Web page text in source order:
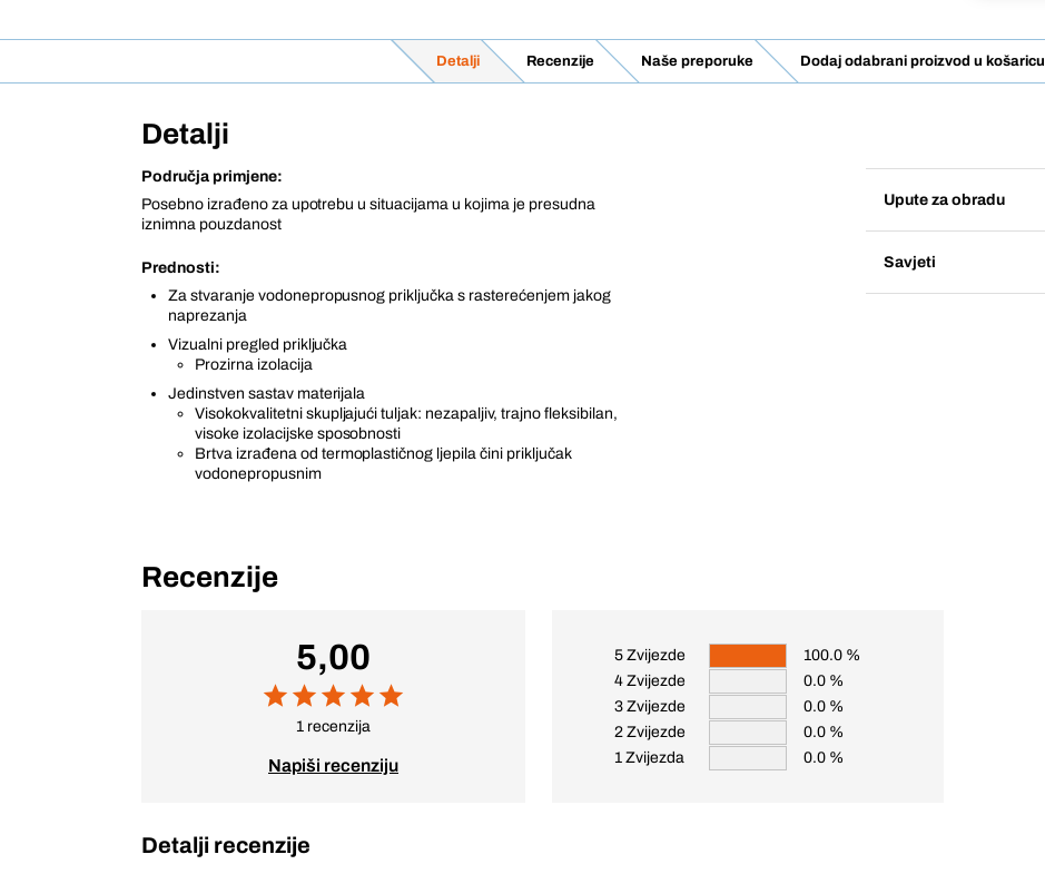
Detalji Recenzije Naše preporuke Dodaj odabrani proizvod u košaricu
Detalji
Područja primjene:
Posebno izrađeno za upotrebu u situacijama u kojima je presudna
iznimna pouzdanost
Prednosti:
Za stvaranje vodonepropusnog priključka s rasterećenjem jakog
naprezanja
Vizualni pregled priključka
Prozirna izolacija
Jedinstven sastav materijala
Visokokvalitetni skupljajući tuljak: nezapaljiv, trajno fleksibilan,
visoke izolacijske sposobnosti
Brtva izrađena od termoplastičnog ljepila čini priključak
vodonepropusnim
Upute za obradu
Savjeti
Recenzije
5,00
1 recenzija
Napiši recenziju
5 Zvijezde
100.0 %
4 Zvijezde
0.0 %
3 Zvijezde
0.0 %
2 Zvijezde
0.0 %
1 Zvijezda
0.0 %
Detalji recenzije